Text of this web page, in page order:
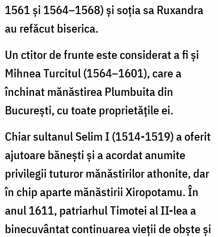
1561 și 1564–1568) şi soţia sa Ruxandra
au refăcut biserica.
Un ctitor de frunte este considerat a fi şi
Mihnea Turcitul (1564–1601), care a
închinat mănăstirea Plumbuita din
Bucureşti, cu toate proprietăţile ei.
Chiar sultanul Selim I (1514-1519) a oferit
ajutoare băneşti şi a acordat anumite
privilegii tuturor mănăstirilor athonite, dar
în chip aparte mănăstirii Xiropotamu. În
anul 1611, patriarhul Timotei al II-lea a
binecuvântat continuarea vieţii de obşte şi